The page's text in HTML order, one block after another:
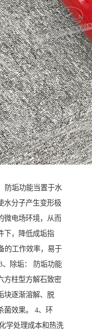
防垢功能当置于水
水分子产生变形极
微电场环境，从而
下，降低成垢指
的工作效率，易于
、除垢： 防垢功能
方柱型方解石致密
块逐渐溶解、脱
菌效果。 4、环
学处理成本和热洗